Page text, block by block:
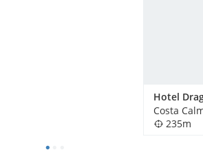
Costa
235m